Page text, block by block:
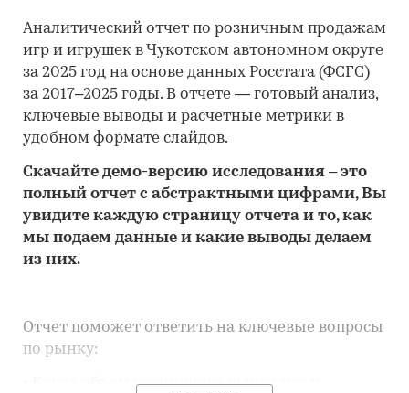
Аналитический отчет по розничным продажам
игр и игрушек в Чукотском автономном округе
за 2025 год на основе данных Росстата (ФСГС)
за 2017–2025 годы. В отчете — готовый анализ,
ключевые выводы и расчетные метрики в
удобном формате слайдов.
Скачайте демо-версию исследования – это
полный отчет с абстрактными цифрами, Вы
увидите каждую страницу отчета и то,как
мы подаем данные и какие выводы делаем
из них.
Отчет поможет ответить на ключевые вопросы
по рынку:
• Каков объем розничного рынка игр и